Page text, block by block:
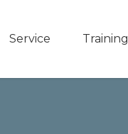
Service Training